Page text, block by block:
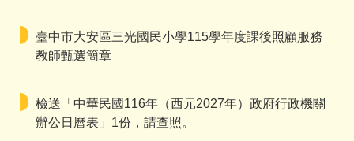
臺中市大安區三光國民小學115學年度課後照顧服務
教師甄選簡章
檢送「中華民國116年（西元2027年）政府行政機關
辦公日曆表」1份，請查照。